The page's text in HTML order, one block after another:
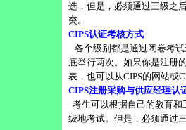
选，但是，必须通过三级之
突。
CIPS认证考核方式
各个级别都是通过闭卷考
底举行两次。如果你是注册
表，也可以从CIPS的网站或
CIPS注册采购与供应经理认
考生可以根据自己的教育和
级地考试。但是，必须通过